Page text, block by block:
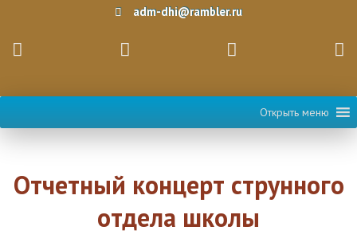
adm-dhi@rambler.ru
Открыть меню
Отчетный концерт струнного
отдела школы